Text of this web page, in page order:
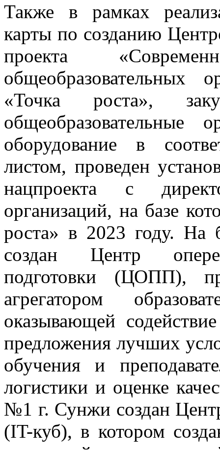
Также в рамках
карты по созданию
проекта
общеобразовательных
«Точка роста»,
общеобразовательные
оборудование в
листом, проведен
нацпроекта с
организаций, на базе
роста» в 2023 году. На
создан Центр
подготовки (ЦОПП),
агрегатором
оказывающей
предложения лучших
обучения и
логистики и оценке
№1 г. Сунжи создан
(IT-куб), в котором